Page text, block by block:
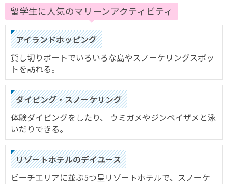
留学生に人気のマリーンアクティビティ
アイランドホッピング
貸し切りボートでいろいろな島やスノーケリングスポッ
トを訪れる。
ダイビング・スノーケリング
体験ダイビングをしたり、 ウミガメやジンベイザメと泳
いだりできる。
リゾートホテルのデイユース
ビーチエリアに並ぶ5つ星リゾートホテルで、スノーケ